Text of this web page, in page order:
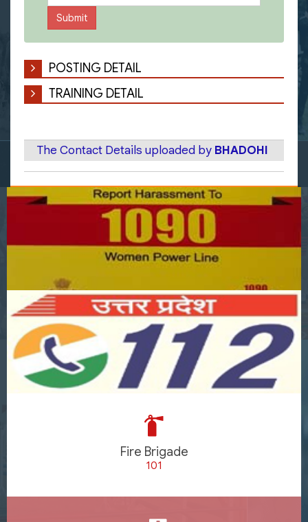
POSTING DETAIL
TRAINING DETAIL
The Contact Details uploaded by BHADOHI
Fire Brigade
101